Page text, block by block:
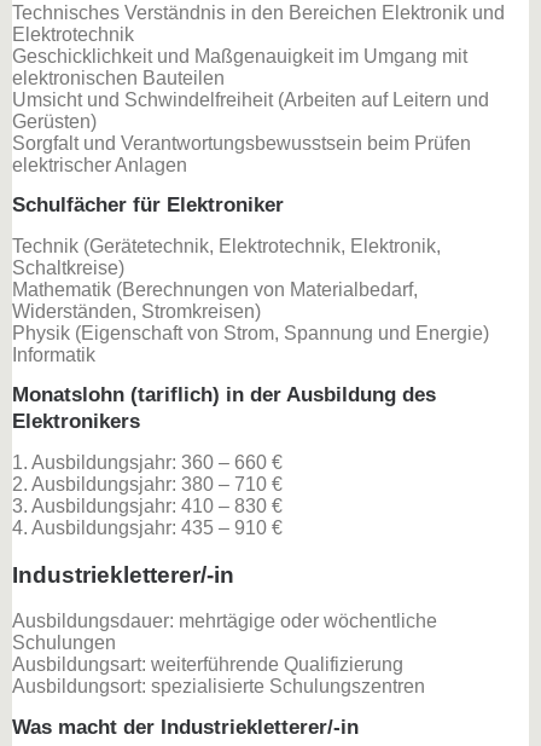
Technisches Verständnis in den Bereichen Elektronik und
Elektrotechnik
Geschicklichkeit und Maßgenauigkeit im Umgang mit
elektronischen Bauteilen
Umsicht und Schwindelfreiheit (Arbeiten auf Leitern und
Gerüsten)
Sorgfalt und Verantwortungsbewusstsein beim Prüfen
elektrischer Anlagen
Schulfächer für Elektroniker
Technik (Gerätetechnik, Elektrotechnik, Elektronik,
Schaltkreise)
Mathematik (Berechnungen von Materialbedarf,
Widerständen, Stromkreisen)
Physik (Eigenschaft von Strom, Spannung und Energie)
Informatik
Monatslohn (tariflich) in der Ausbildung des
Elektronikers
1. Ausbildungsjahr: 360 – 660 €
2. Ausbildungsjahr: 380 – 710 €
3. Ausbildungsjahr: 410 – 830 €
4. Ausbildungsjahr: 435 – 910 €
Industriekletterer/-in
Ausbildungsdauer: mehrtägige oder wöchentliche
Schulungen
Ausbildungsart: weiterführende Qualifizierung
Ausbildungsort: spezialisierte Schulungszentren
Was macht der Industriekletterer/-in